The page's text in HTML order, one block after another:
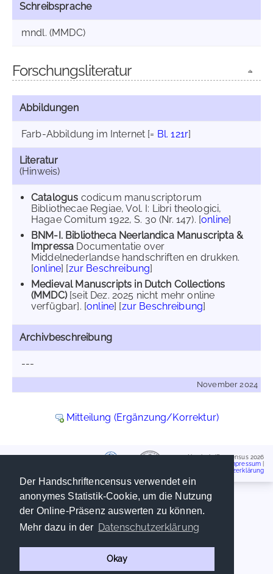
Der Handschriftencensus verwendet ein
anonymes Statistik-Cookie, um die Nutzung
der Online-Präsenz auswerten zu können.
Mehr dazu in der Datenschutzerklärung
Okay
Schreibsprache
mndl. (MMDC)
Forschungsliteratur
Abbildungen
Farb-Abbildung im Internet [= Bl. 121r]
Literatur
(Hinweis)
Catalogus codicum manuscriptorum
Bibliothecae Regiae, Vol. I: Libri theologici,
Hagae Comitum 1922, S. 30 (Nr. 147). [online]
BNM-I. Bibliotheca Neerlandica Manuscripta &
Impressa Documentatie over
Middelnederlandse handschriften en drukken.
[online] [zur Beschreibung]
Medieval Manuscripts in Dutch Collections
(MMDC)[seit Dez. 2025 nicht mehr online
verfügbar]. [online] [zur Beschreibung]
Archivbeschreibung
---
November 2024
Mitteilung (Ergänzung/Korrektur)
Handschriftencensus 2026
Impressum
Datenschutzerklärung